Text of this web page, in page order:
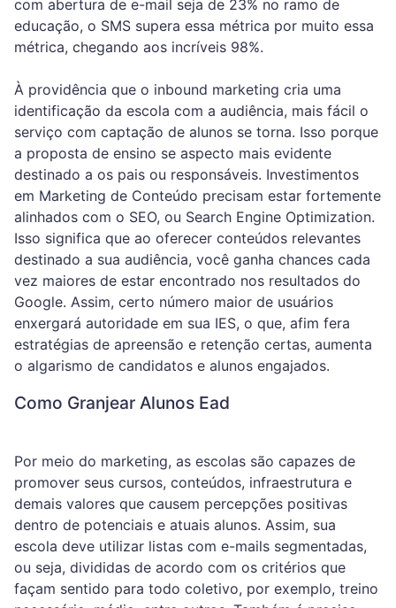
com abertura de e-mail seja de 23% no ramo de
educação, o SMS supera essa métrica por muito essa
métrica, chegando aos incríveis 98%.
À providência que o inbound marketing cria uma
identificação da escola com a audiência, mais fácil o
serviço com captação de alunos se torna. Isso porque
a proposta de ensino se aspecto mais evidente
destinado a os pais ou responsáveis. Investimentos
em Marketing de Conteúdo precisam estar fortemente
alinhados com o SEO, ou Search Engine Optimization.
Isso significa que ao oferecer conteúdos relevantes
destinado a sua audiência, você ganha chances cada
vez maiores de estar encontrado nos resultados do
Google. Assim, certo número maior de usuários
enxergará autoridade em sua IES, o que, afim fera
estratégias de apreensão e retenção certas, aumenta
o algarismo de candidatos e alunos engajados.
Como Granjear Alunos Ead
Por meio do marketing, as escolas são capazes de
promover seus cursos, conteúdos, infraestrutura e
demais valores que causem percepções positivas
dentro de potenciais e atuais alunos. Assim, sua
escola deve utilizar listas com e-mails segmentadas,
ou seja, divididas de acordo com os critérios que
façam sentido para todo coletivo, por exemplo, treino